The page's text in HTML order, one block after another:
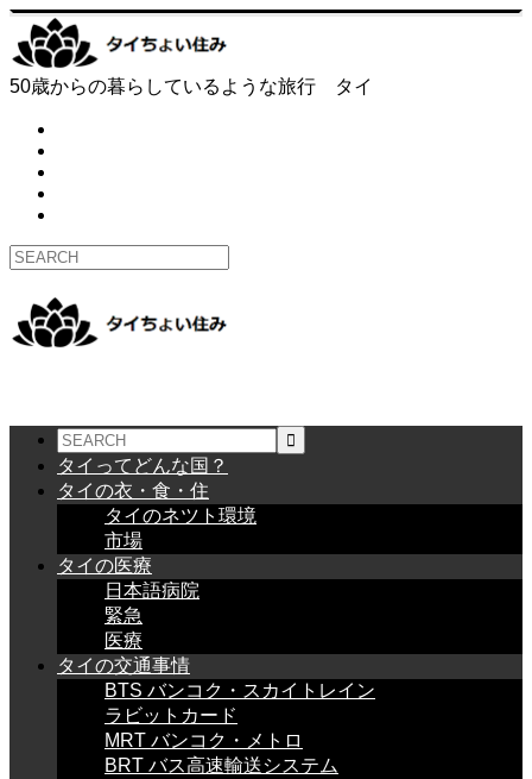
50歳からの暮らしているような旅行 タイ
タイってどんな国？
タイの衣・食・住
タイのネツト環境
市場
タイの医療
日本語病院
緊急
医療
タイの交通事情
BTS バンコク・スカイトレイン
ラビットカード
MRT バンコク・メトロ
BRT バス高速輸送システム